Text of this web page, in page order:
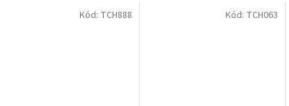
Kód: TCH888 Kód: TCH063